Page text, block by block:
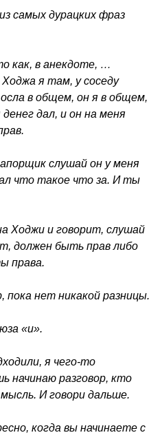
самых дурацких фраз
как, в анекдоте, …
я там, у соседу
в общем, он я в общем,
дал, и он на меня
слушай он у меня
что такое что за. И ты
Ходжи и говорит, слушай
должен быть прав либо
права.
пока нет никакой разницы.
«и».
я чего-то
начинаю разговор, кто
И говори дальше.
когда вы начинаете с